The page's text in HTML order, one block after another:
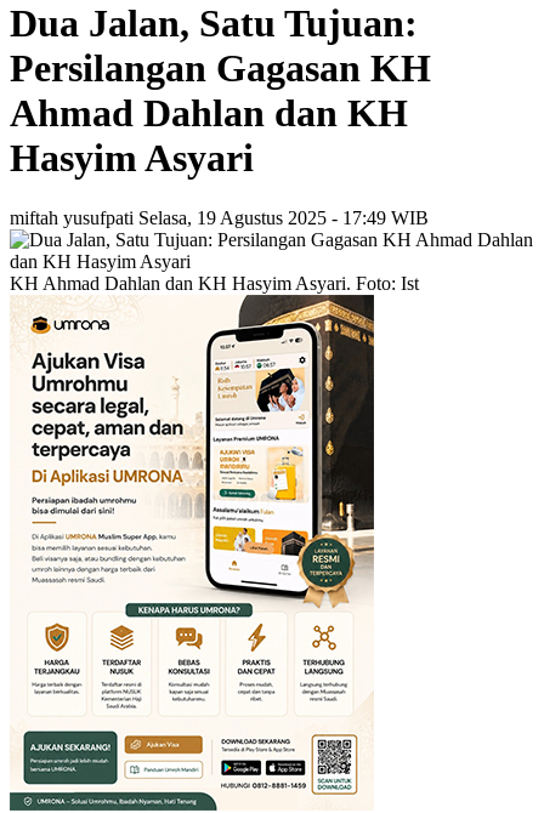
Dua Jalan, Satu Tujuan:
Persilangan Gagasan KH
Ahmad Dahlan dan KH
Hasyim Asyari
miftah yusufpati Selasa, 19 Agustus 2025 - 17:49 WIB
KH Ahmad Dahlan dan KH Hasyim Asyari. Foto: Ist